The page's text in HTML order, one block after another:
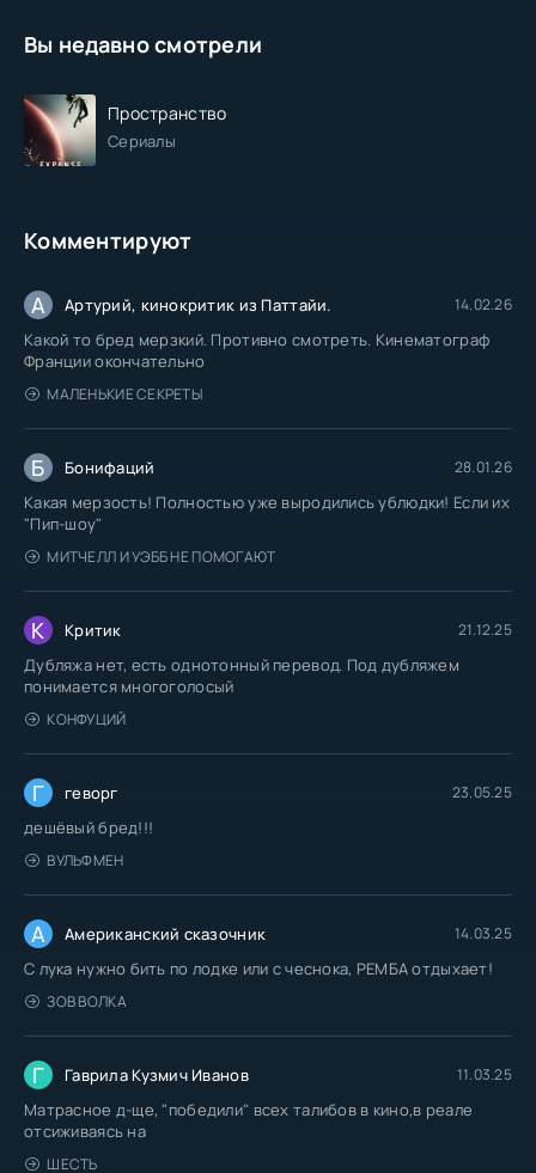
Вы недавно смотрели
Пространство
Сериалы
Комментируют
А Артурий, кинокритик из Паттайи. 14.02.26
Какой то бред мерзкий. Противно смотреть. Кинематограф
Франции окончательно
МАЛЕНЬКИЕ СЕКРЕТЫ
Б Бонифаций 28.01.26
Какая мерзость! Полностью уже выродились ублюдки! Если их
"Пип-шоу"
МИТЧЕЛЛ И УЭББ НЕ ПОМОГАЮТ
К Критик 21.12.25
Дубляжа нет, есть однотонный перевод. Под дубляжем
понимается многоголосый
КОНФУЦИЙ
Г геворг 23.05.25
дешёвый бред!!!
ВУЛЬФМЕН
А Американский сказочник 14.03.25
С лука нужно бить по лодке или с чеснока, РЕМБА отдыхает!
ЗОВ ВОЛКА
Г Гаврила Кузмич Иванов 11.03.25
Матрасное д-ще, "победили" всех талибов в кино,в реале
отсиживаясь на
ШЕСТЬ